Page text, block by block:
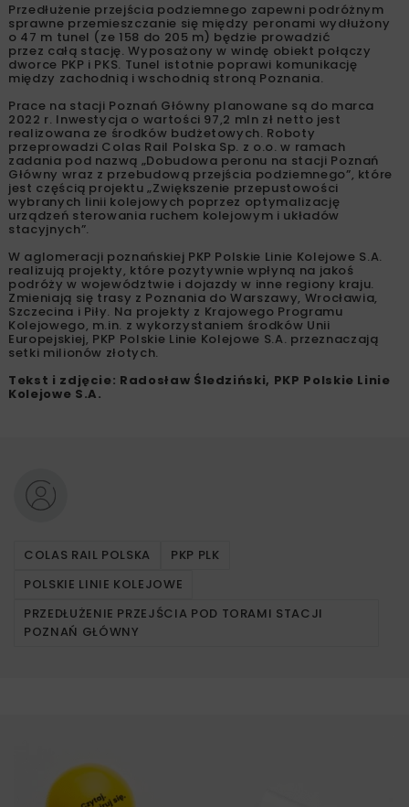
Przedłużenie przejścia podziemnego zapewni podróżnym
sprawne przemieszczanie się między peronami wydłużony
o 47 m tunel (ze 158 do 205 m) będzie prowadzić
przez całą stację. Wyposażony w windę obiekt połączy
dworce PKP i PKS. Tunel istotnie poprawi komunikację
między zachodnią i wschodnią stroną Poznania.
Prace na stacji Poznań Główny planowane są do marca
2022 r. Inwestycja o wartości 97,2 mln zł netto jest
realizowana ze środków budżetowych. Roboty
przeprowadzi Colas Rail Polska Sp. z o.o. w ramach
zadania pod nazwą „Dobudowa peronu na stacji Poznań
Główny wraz z przebudową przejścia podziemnego”, które
jest częścią projektu „Zwiększenie przepustowości
wybranych linii kolejowych poprzez optymalizację
urządzeń sterowania ruchem kolejowym i układów
stacyjnych”.
W aglomeracji poznańskiej PKP Polskie Linie Kolejowe S.A.
realizują projekty, które pozytywnie wpłyną na jakoś
podróży w województwie i dojazdy w inne regiony kraju.
Zmieniają się trasy z Poznania do Warszawy, Wrocławia,
Szczecina i Piły. Na projekty z Krajowego Programu
Kolejowego, m.in. z wykorzystaniem środków Unii
Europejskiej, PKP Polskie Linie Kolejowe S.A. przeznaczają
setki milionów złotych.
Tekst i zdjęcie: Radosław Śledziński, PKP Polskie Linie
Kolejowe S.A.
COLAS RAIL POLSKA
PKP PLK
POLSKIE LINIE KOLEJOWE
PRZEDŁUŻENIE PRZEJŚCIA POD TORAMI STACJI
POZNAŃ GŁÓWNY